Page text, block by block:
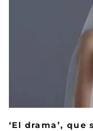
‘El drama’,